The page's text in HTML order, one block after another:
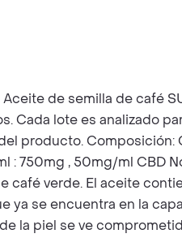
de semilla de café
Cada lote es analizado
producto. Composición:
: 750mg , 50mg/ml
café verde. El aceite
ya se encuentra en la
la piel se ve